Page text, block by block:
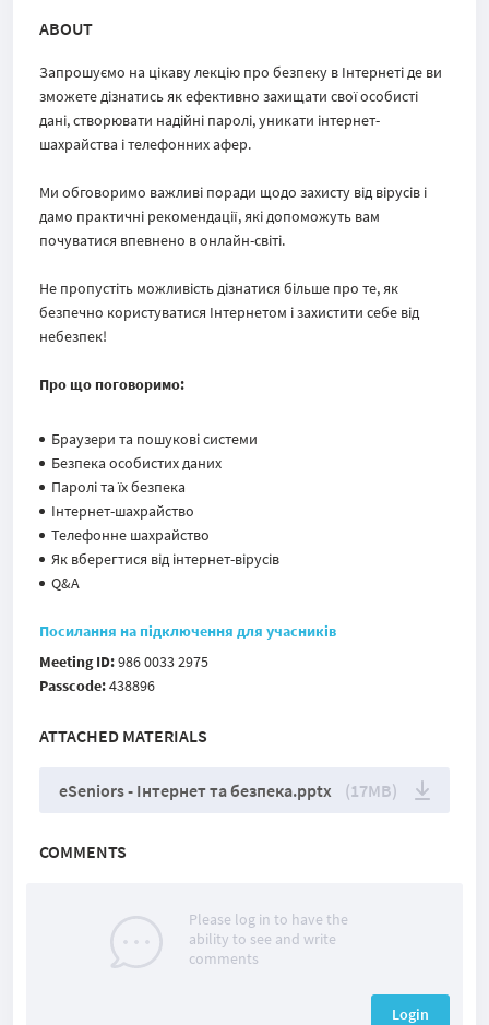
ABOUT
Запрошуємо на цікаву лекцію про безпеку в Інтернеті де ви
зможете дізнатись як ефективно захищати свої особисті
дані, створювати надійні паролі, уникати інтернет-
шахрайства і телефонних афер.
Ми обговоримо важливі поради щодо захисту від вірусів і
дамо практичні рекомендації, які допоможуть вам
почуватися впевнено в онлайн-світі.
Не пропустіть можливість дізнатися більше про те, як
безпечно користуватися Інтернетом і захистити себе від
небезпек!
Про що поговоримо:
Браузери та пошукові системи
Безпека особистих даних
Паролі та їх безпека
Інтернет-шахрайство
Телефонне шахрайство
Як вберегтися від інтернет-вірусів
Q&A
Посилання на підключення для учасників
Meeting ID:986 0033 2975
Passcode:438896
ATTACHED MATERIALS
eSeniors - Інтернет та безпека.pptx (17MB)
COMMENTS
Please log in to have the
ability to see and write
comments
Login